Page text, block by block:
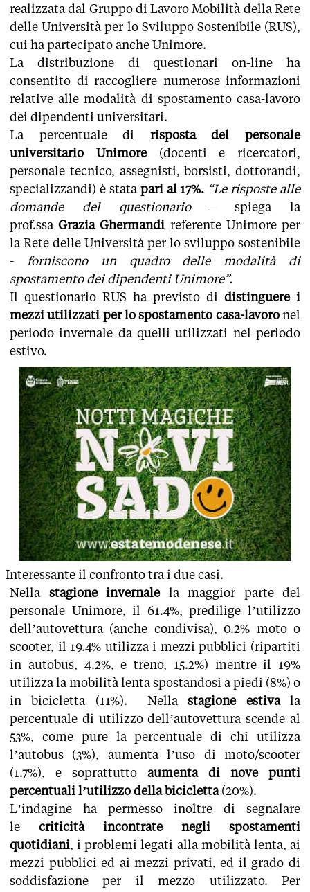
realizzata dal Gruppo di Lavoro Mobilità della Rete
delle Università per lo Sviluppo Sostenibile (RUS),
cui ha partecipato anche Unimore.
La distribuzione di questionari on-line ha
consentito di raccogliere numerose informazioni
relative alle modalità di spostamento casa-lavoro
dei dipendenti universitari.
La percentuale di risposta del personale
universitario Unimore(docenti e ricercatori,
personale tecnico, assegnisti, borsisti, dottorandi,
specializzandi) è stata pari al 17%. “Le risposte alle
domande del questionario– spiega la
prof.ssaGrazia Ghermandi referente Unimore per
la Rete delle Università per lo sviluppo sostenibile
-
forniscono un quadro delle modalità di
spostamento dei dipendenti Unimore”.
Il questionario RUS ha previsto di distinguere i
mezzi utilizzati per lo spostamento casa-lavoronel
periodo invernale da quelli utilizzati nel periodo
estivo.
Interessante il confronto tra i due casi.
Nella stagione invernalela maggior parte del
personale Unimore, il 61.4%, predilige l’utilizzo
dell’autovettura (anche condivisa), 0.2% moto o
scooter, il 19.4% utilizza i mezzi pubblici (ripartiti
in autobus, 4.2%, e treno, 15.2%) mentre il 19%
utilizza la mobilità lenta spostandosi a piedi (8%) o
in bicicletta (11%). Nellastagione estivala
percentuale di utilizzo dell’autovettura scende al
53%, come pure la percentuale di chi utilizza
l’autobus (3%), aumenta l’uso di moto/scooter
(1.7%), e soprattutto aumenta di nove punti
percentuali l’utilizzo della bicicletta(20%).
L’indagine ha permesso inoltre di segnalare
le criticità incontrate negli spostamenti
quotidiani, i problemi legati alla mobilità lenta, ai
mezzi pubblici ed ai mezzi privati, ed il grado di
soddisfazione per il mezzo utilizzato. Per